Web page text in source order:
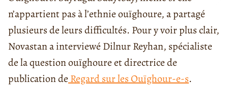
n’appartient pas à l’ethnie ouïghoure, a partagé
plusieurs de leurs difficultés. Pour y voir plus clair,
Novastan a interviewé Dilnur Reyhan, spécialiste
de la question ouïghoure et directrice de
publication de Regard sur les Ouïghour-e-s.